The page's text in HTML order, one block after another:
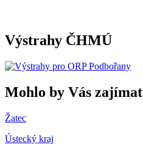
Výstrahy ČHMÚ
Mohlo by Vás zajímat
Žatec
Ústecký kraj